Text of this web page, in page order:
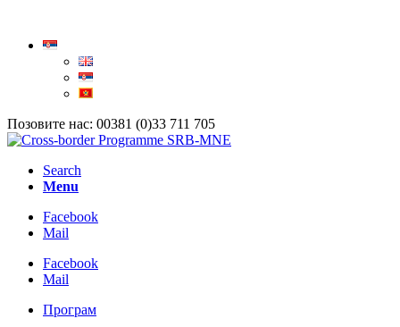
Позовите нас: 00381 (0)33 711 705
Search
Menu
Facebook
Mail
Facebook
Mail
Програм